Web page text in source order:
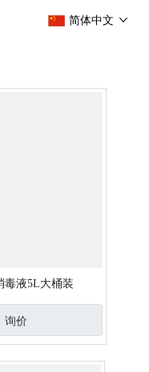
简体中文
毒液5L大桶装
询价